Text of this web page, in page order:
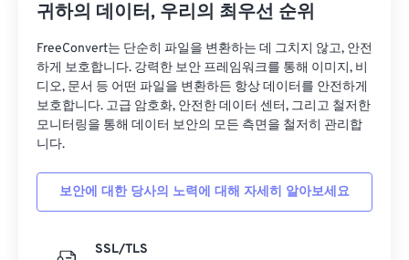
귀하의 데이터, 우리의 최우선 순위
FreeConvert는 단순히 파일을 변환하는 데 그치지 않고, 안전
하게 보호합니다. 강력한 보안 프레임워크를 통해 이미지, 비
디오, 문서 등 어떤 파일을 변환하든 항상 데이터를 안전하게
보호합니다. 고급 암호화, 안전한 데이터 센터, 그리고 철저한
모니터링을 통해 데이터 보안의 모든 측면을 철저히 관리합
니다.
보안에 대한 당사의 노력에 대해 자세히 알아보세요
SSL/TLS